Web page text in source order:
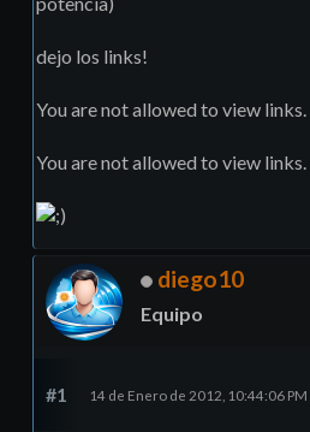
dejo los links!
You are not allowed to view links.
You are not allowed to view links.
diego10
Equipo
#1 14 de Enero de 2012, 10:44:06 PM